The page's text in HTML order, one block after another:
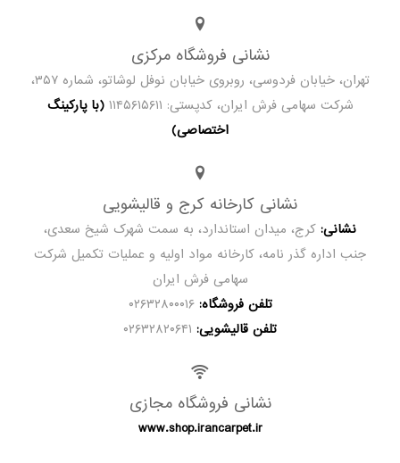
نشانی فروشگاه مرکزی
تهران، خیابان فردوسی، روبروی خیابان نوفل لوشاتو، شماره ۳۵۷،
شرکت سهامی فرش ایران، کدپستی: ۱۱۴۵۶۱۵۶۱۱
(با پارکینگ
اختصاصی)
نشانی کارخانه کرج و قالیشویی
نشانی: کرج، میدان استاندارد، به سمت شهرک شیخ سعدی،
جنب اداره گذر نامه، کارخانه مواد اولیه و عملیات تکمیل شرکت
سهامی فرش ایران
تلفن فروشگاه: ۰۲۶۳۲۸۰۰۰۱۶
تلفن قالیشویی:
نشانی فروشگاه مجازی
www.shop.irancarpet.ir